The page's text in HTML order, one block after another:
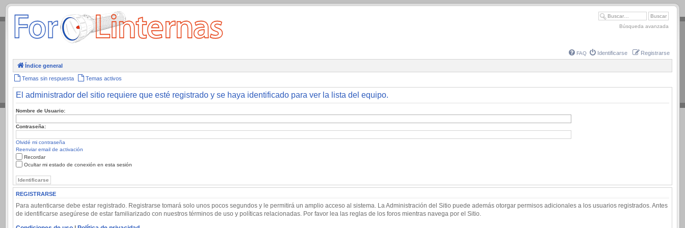
.
Búsqueda avanzada
FAQ Identificarse Registrarse
Índice general
Temas sin respuesta Temas activos
El administrador del sitio requiere que esté registrado y se haya identificado para ver la lista del equipo.
Nombre de Usuario:
Contraseña:
Olvidé mi contraseña
Reenviar email de activación
Recordar
Ocultar mi estado de conexión en esta sesión
REGISTRARSE
Para autenticarse debe estar registrado. Registrarse tomará solo unos pocos segundos y le permitirá un amplio acceso al sistema. La Administración del Sitio puede además otorgar permisos adicionales a los usuarios registrados. Antes
de identificarse asegúrese de estar familiarizado con nuestros términos de uso y políticas relacionadas. Por favor lea las reglas de los foros mientras navega por el Sitio.